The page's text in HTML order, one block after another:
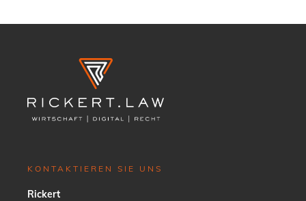
KONTAKTIEREN SIE UNS
Rickert